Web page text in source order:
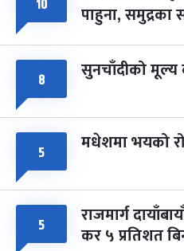
चैत्र ८, २०८३-Mar 22, 2027
१० पाहुना, समुद्रका
८ सुनचाँदीको मूल्य
५ मधेशमा भयको
५ राजमार्ग
कर ५ प्रतिशत